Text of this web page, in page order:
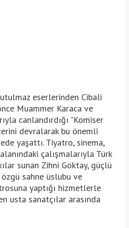
eserlerinden Cibali
Muammer Karaca ve
canlandırdığı "Komiser
devralarak bu önemli
yaşattı. Tiyatro, sinema,
çalışmalarıyla Türk
sunan Zihni Göktay, güçlü
sahne üslubu ve
yaptığı hizmetlerle
usta sanatçılar arasında